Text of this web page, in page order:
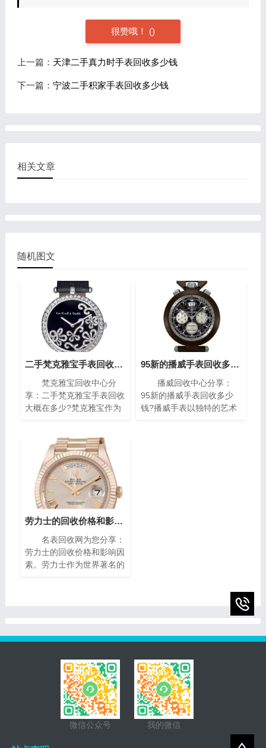
很赞哦！ ()
上一篇： 天津二手真力时手表回收多少钱
下一篇： 宁波二手积家手表回收多少钱
相关文章
随机图文
二手梵克雅宝手表回收大概在多少?(梵克雅宝高价回收指南)
梵克雅宝回收中心分
享：二手梵克雅宝手表回收
大概在多少?梵克雅宝作为
量而闻名。对于那些拥有一
款梵克雅宝手表的人来说，
了解其回收价格是非常重要
的。本文将为您介绍二手梵
克雅宝手表回收的价格指
南，帮助您获取最高回收
价。
95新的播威手表回收多少钱?(高价回收指南)
播威回收中心分享：
95新的播威手表回收多少
钱?播威手表以独特的艺术
劳力士的回收价格和影响因素(影响劳力士回收价格的因素)
名表回收网为您分享：
劳力士的回收价格和影响因
素。劳力士作为世界著名的
微信公众号 我的微信